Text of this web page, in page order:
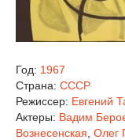
Год: 1967
Страна: СССР
Режиссер: Евгений
Актеры: Вадим
Вознесенская Олег